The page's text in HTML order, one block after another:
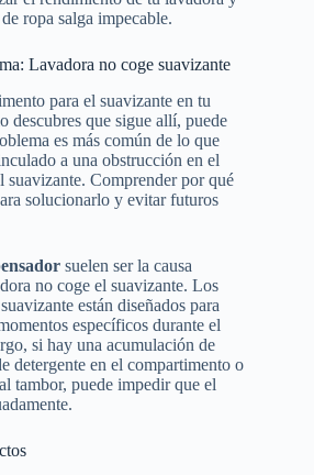
ropa salga impecable.
Lavadora no coge suavizante
para el suavizante en tu
descubres que sigue allí, puede
es más común de lo que
a una obstrucción en el
suavizante. Comprender por qué
solucionarlo y evitar futuros
suelen ser la causa
no coge el suavizante. Los
están diseñados para
específicos durante el
si hay una acumulación de
detergente en el compartimento o
tambor, puede impedir que el